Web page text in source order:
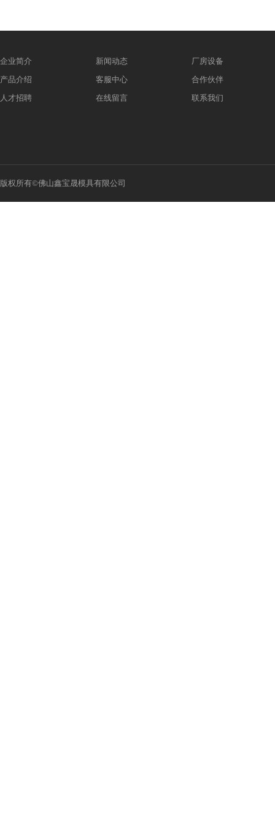
企业简介 新闻动态
厂房设备
产品介绍
客服中心
合作伙伴
人才招聘
在线留言 联系我们
版权所有©佛山鑫宝晟模具有限公司